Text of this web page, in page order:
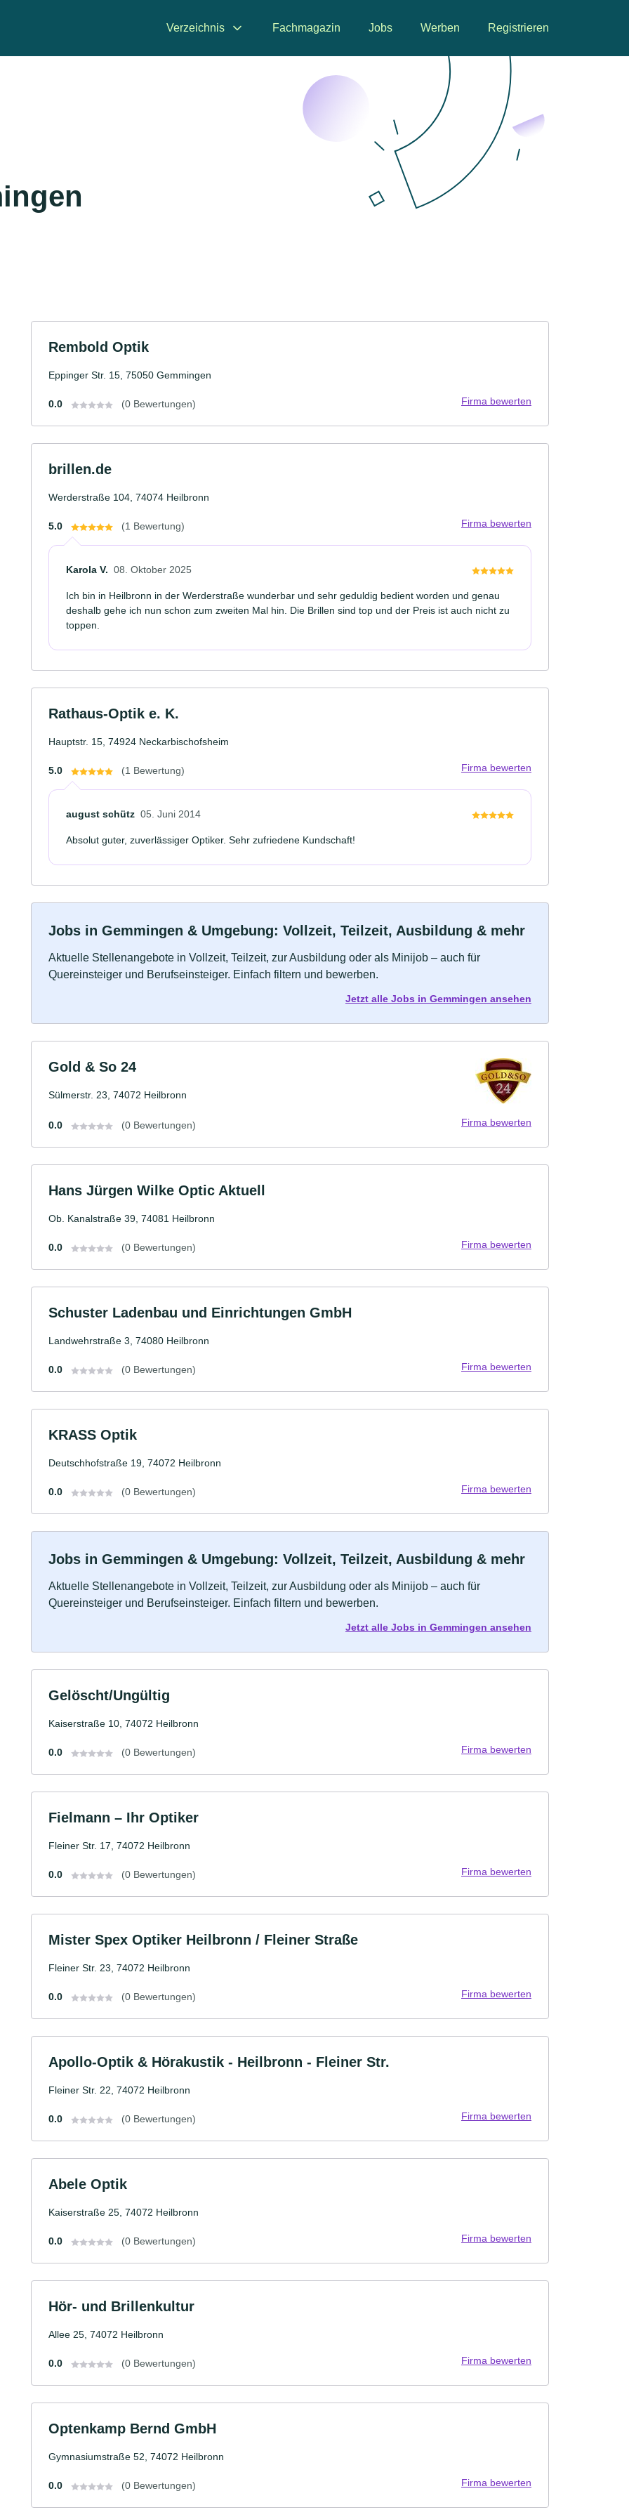
Verzeichnis Fachmagazin Jobs Werben Registrieren
Rembold Optik
Eppinger Str. 15, 75050 Gemmingen
0.0 (0 Bewertungen) Firma bewerten
brillen.de
Werderstraße 104, 74074 Heilbronn
5.0 (1 Bewertung) Firma bewerten
Karola V. 08. Oktober 2025
Ich bin in Heilbronn in der Werderstraße wunderbar und sehr geduldig bedient worden und genau
deshalb gehe ich nun schon zum zweiten Mal hin. Die Brillen sind top und der Preis ist auch nicht zu
toppen.
Rathaus-Optik e. K.
Hauptstr. 15, 74924 Neckarbischofsheim
5.0 (1 Bewertung) Firma bewerten
august schütz 05. Juni 2014
Absolut guter, zuverlässiger Optiker. Sehr zufriedene Kundschaft!
Jobs in Gemmingen & Umgebung: Vollzeit, Teilzeit, Ausbildung & mehr
Aktuelle Stellenangebote in Vollzeit, Teilzeit, zur Ausbildung oder als Minijob – auch für
Quereinsteiger und Berufseinsteiger. Einfach filtern und bewerben.
Jetzt alle Jobs in Gemmingen ansehen
Gold & So 24
Sülmerstr. 23, 74072 Heilbronn
0.0 (0 Bewertungen) Firma bewerten
Hans Jürgen Wilke Optic Aktuell
Ob. Kanalstraße 39, 74081 Heilbronn
0.0 (0 Bewertungen) Firma bewerten
Schuster Ladenbau und Einrichtungen GmbH
Landwehrstraße 3, 74080 Heilbronn
0.0 (0 Bewertungen) Firma bewerten
KRASS Optik
Deutschhofstraße 19, 74072 Heilbronn
0.0 (0 Bewertungen) Firma bewerten
Jobs in Gemmingen & Umgebung: Vollzeit, Teilzeit, Ausbildung & mehr
Aktuelle Stellenangebote in Vollzeit, Teilzeit, zur Ausbildung oder als Minijob – auch für
Quereinsteiger und Berufseinsteiger. Einfach filtern und bewerben.
Jetzt alle Jobs in Gemmingen ansehen
Gelöscht/Ungültig
Kaiserstraße 10, 74072 Heilbronn
0.0 (0 Bewertungen) Firma bewerten
Fielmann – Ihr Optiker
Fleiner Str. 17, 74072 Heilbronn
0.0 (0 Bewertungen) Firma bewerten
Mister Spex Optiker Heilbronn / Fleiner Straße
Fleiner Str. 23, 74072 Heilbronn
0.0 (0 Bewertungen) Firma bewerten
Apollo-Optik & Hörakustik - Heilbronn - Fleiner Str.
Fleiner Str. 22, 74072 Heilbronn
0.0 (0 Bewertungen) Firma bewerten
Abele Optik
Kaiserstraße 25, 74072 Heilbronn
0.0 (0 Bewertungen) Firma bewerten
Hör- und Brillenkultur
Allee 25, 74072 Heilbronn
0.0 (0 Bewertungen) Firma bewerten
Optenkamp Bernd GmbH
Gymnasiumstraße 52, 74072 Heilbronn
0.0 (0 Bewertungen) Firma bewerten